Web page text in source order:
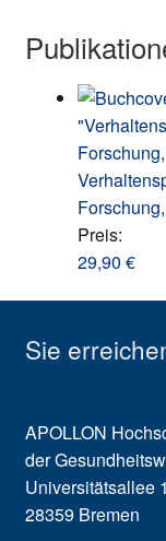
Preis:
29,90 €
Sie
APOLLON
der
Universitätsallee
28359 Bremen